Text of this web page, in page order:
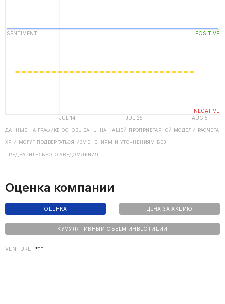
ДАННЫЕ НА ГРАФИКЕ ОСНОВЫВАНЫ НА НАШЕЙ ПРОПРИЕТАРНОЙ МОДЕЛИ РАСЧЕТА
ХP И МОГУТ ПОДВЕРГАТЬСЯ ИЗМЕНЕНИЯМ И УТОЧНЕНИЯМ БЕЗ
ПРЕДВАРИТЕЛЬНОГО УВЕДОМЛЕНИЯ
Оценка компании
ОЦЕНКА ЦЕНА ЗА АКЦИЮ
КУМУЛЯТИВНЫЙ ОБЪЕМ ИНВЕСТИЦИЙ
VENTURE ***